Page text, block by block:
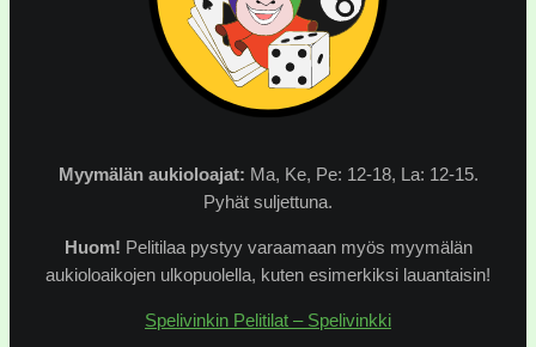
Myymälän aukioloajat: Ma, Ke, Pe: 12-18, La: 12-15.
Pyhät suljettuna.
Huom! Pelitilaa pystyy varaamaan myös myymälän
aukioloaikojen ulkopuolella, kuten esimerkiksi lauantaisin!
Spelivinkin Pelitilat – Spelivinkki